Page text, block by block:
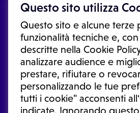
Questo sito utilizza
Questo sito e alcune
funzionalità tecniche e,
descritte nella Cookie
analizzare audience e
prestare, rifiutare o
personalizzando le tue
tutti i cookie" acconsenti
indicate. Ignorando
Le informazioni proposte
sostituiscono un
informazioni disponibili
trattamento o
generale o uno specialista.